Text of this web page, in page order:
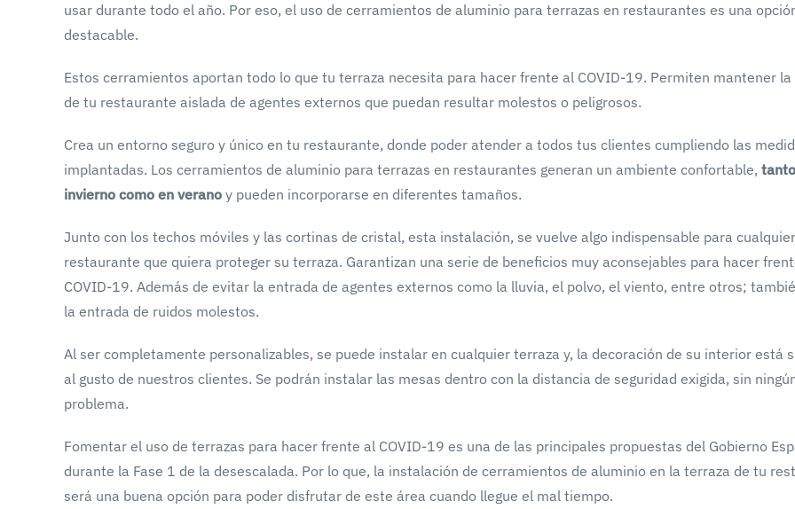
usar durante todo el año. Por eso, el uso de cerramientos de aluminio para terrazas en restaurantes es una
destacable.
Estos cerramientos aportan todo lo que tu terraza necesita para hacer frente al COVID-19. Permiten mantener
de tu restaurante aislada de agentes externos que puedan resultar molestos o peligrosos.
Crea un entorno seguro y único en tu restaurante, donde poder atender a todos tus clientes cumpliendo las
implantadas. Los cerramientos de aluminio para terrazas en restaurantes generan un ambiente confortable,
invierno como en verano y pueden incorporarse en diferentes tamaños.
Junto con los techos móviles y las cortinas de cristal, esta instalación, se vuelve algo indispensable para cualquier
restaurante que quiera proteger su terraza. Garantizan una serie de beneficios muy aconsejables para hacer
COVID-19. Además de evitar la entrada de agentes externos como la lluvia, el polvo, el viento, entre otros;
la entrada de ruidos molestos.
Al ser completamente personalizables, se puede instalar en cualquier terraza y, la decoración de su interior está
al gusto de nuestros clientes. Se podrán instalar las mesas dentro con la distancia de seguridad exigida, sin
problema.
Fomentar el uso de terrazas para hacer frente al COVID-19 es una de las principales propuestas del Gobierno
durante la Fase 1 de la desescalada. Por lo que, la instalación de cerramientos de aluminio en la terraza de tu
será una buena opción para poder disfrutar de este área cuando llegue el mal tiempo.